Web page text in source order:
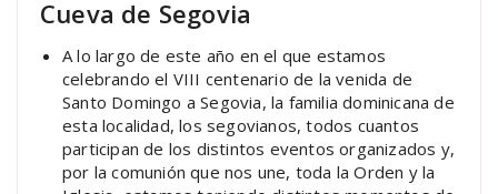
Cueva de Segovia
A lo largo de este año en el que estamos
celebrando el VIII centenario de la venida de
Santo Domingo a Segovia, la familia dominicana de
esta localidad, los segovianos, todos cuantos
participan de los distintos eventos organizados y,
por la comunión que nos une, toda la Orden y la